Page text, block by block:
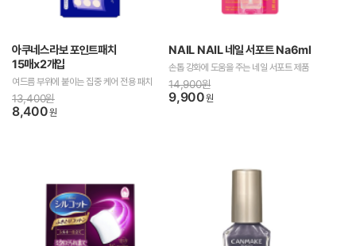
아쿠네스라보 포인트패치
15매x2개입
여드름 부위에 붙이는 집중 케어 전용 패치
13,400원
8,400원
NAIL NAIL 네일 서포트 Na6ml
손톱 강화에 도움을 주는 네일 서포트 제품
14,900원
9,900원